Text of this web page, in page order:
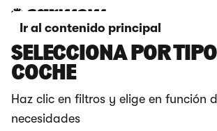
Ir al contenido principal
SELECCIONA POR
COCHE
Haz clic en filtros y elige en función
necesidades